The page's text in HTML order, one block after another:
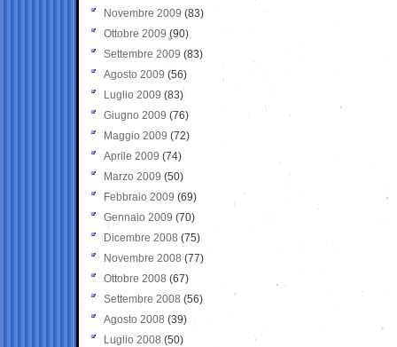
Novembre 2009 (83)
Ottobre 2009 (90)
Settembre 2009 (83)
Agosto 2009 (56)
Luglio 2009 (83)
Giugno 2009 (76)
Maggio 2009 (72)
Aprile 2009 (74)
Marzo 2009 (50)
Febbraio 2009 (69)
Gennaio 2009 (70)
Dicembre 2008 (75)
Novembre 2008 (77)
Ottobre 2008 (67)
Settembre 2008 (56)
Agosto 2008 (39)
Luglio 2008 (50)